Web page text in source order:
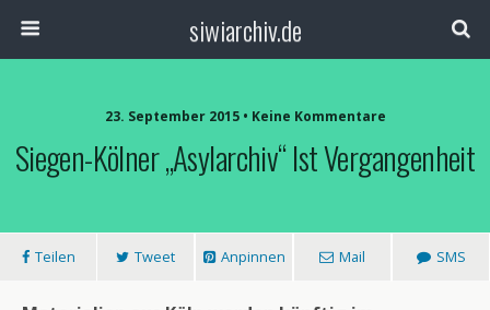
siwiarchiv.de
23. September 2015 • Keine Kommentare
Siegen-Kölner „Asylarchiv“ Ist Vergangenheit
Teilen Tweet Anpinnen Mail SMS